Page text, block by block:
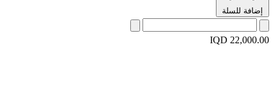
إضافة للسلة
IQD 22,000.00